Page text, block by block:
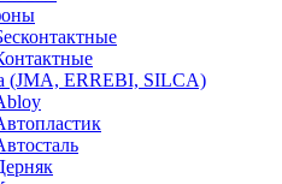
(JMA, ERREBI, SILCA)